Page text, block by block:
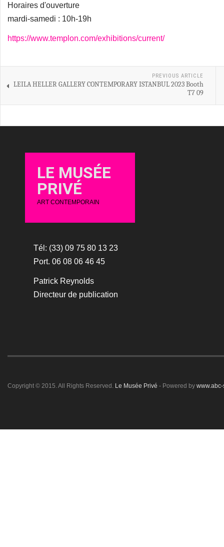
Horaires d'ouverture
mardi-samedi : 10h-19h
https://www.templon.com/exhibitions/current/
PREVIOUS ARTICLE
LEILA HELLER GALLERY CONTEMPORARY ISTANBUL 2023 Booth
T7 09
LE MUSÉE
PRIVÉ
ART CONTEMPORAIN
Tél: (33) 09 75 80 13 23
Port. 06 08 06 46 45
Patrick Reynolds
Directeur de publication
Copyright © 2015. All Rights Reserved. Le Musée Privé - Powered by